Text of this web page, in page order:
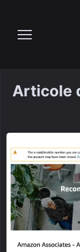
content
Articole